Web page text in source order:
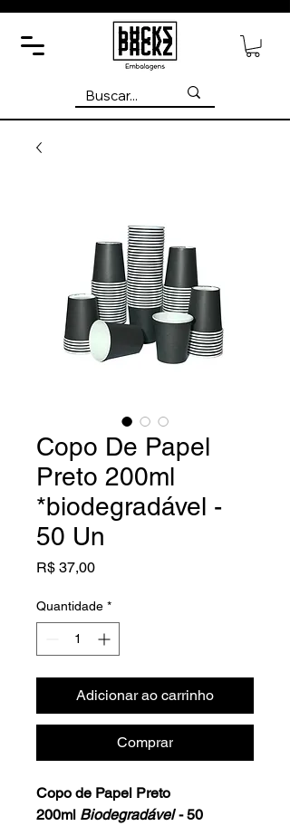
Copo De Papel
Preto 200ml
*biodegradável -
50 Un
R$ 37,00Preço
Quantidade *
Adicionar ao carrinho
Comprar
Copo de Papel Preto
200ml Biodegradável- 50